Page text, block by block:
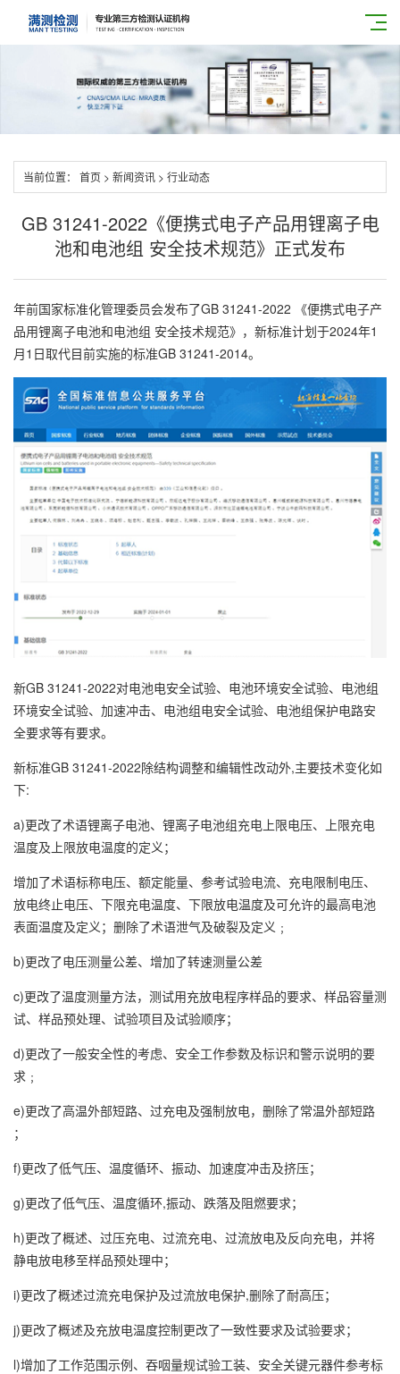
当前位置： 首页 > 新闻资讯 > 行业动态
GB 31241-2022《便携式电子产品用锂离子电
池和电池组 安全技术规范》正式发布
年前国家标准化管理委员会发布了GB 31241-2022 《便携式电子产
品用锂离子电池和电池组 安全技术规范》，新标准计划于2024年1
月1日取代目前实施的标准GB 31241-2014。
新GB 31241-2022对电池电安全试验、电池环境安全试验、电池组
环境安全试验、加速冲击、电池组电安全试验、电池组保护电路安
全要求等有要求。
新标准GB 31241-2022除结构调整和编辑性改动外,主要技术变化如
下:
a)更改了术语锂离子电池、锂离子电池组充电上限电压、上限充电
温度及上限放电温度的定义；
增加了术语标称电压、额定能量、参考试验电流、充电限制电压、
放电终止电压、下限充电温度、下限放电温度及可允许的最高电池
表面温度及定义；删除了术语泄气及破裂及定义﹔
b)更改了电压测量公差、增加了转速测量公差
c)更改了温度测量方法，测试用充放电程序样品的要求、样品容量测
试、样品预处理、试验项目及试验顺序；
d)更改了一般安全性的考虑、安全工作参数及标识和警示说明的要
求﹔
e)更改了高温外部短路、过充电及强制放电，删除了常温外部短路
；
f)更改了低气压、温度循环、振动、加速度冲击及挤压；
g)更改了低气压、温度循环,振动、跌落及阻燃要求；
h)更改了概述、过压充电、过流充电、过流放电及反向充电，并将
静电放电移至样品预处理中；
i)更改了概述过流充电保护及过流放电保护,删除了耐高压；
j)更改了概述及充放电温度控制更改了一致性要求及试验要求；
l)增加了工作范围示例、吞咽量规试验工装、安全关键元器件参考标